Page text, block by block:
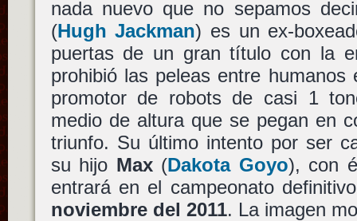
nada nuevo que no sepamos
(Hugh Jackman) es un ex-
puertas de un gran título con la
prohibió las peleas entre
promotor de robots de casi 1
medio de altura que se pegan en
triunfo. Su último intento por ser
su hijo Max(Dakota Goyo), con
entrará en el campeonato
noviembre del 2011. La imagen